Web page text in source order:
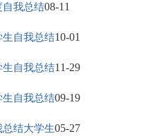
自我总结08-11
生自我总结10-01
生自我总结11-29
生自我总结09-19
总结大学生05-27